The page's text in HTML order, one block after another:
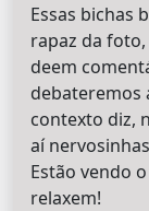
Essas bichas
rapaz da
deem
debateremos
contexto diz,
aí
Estão vendo
relaxem!